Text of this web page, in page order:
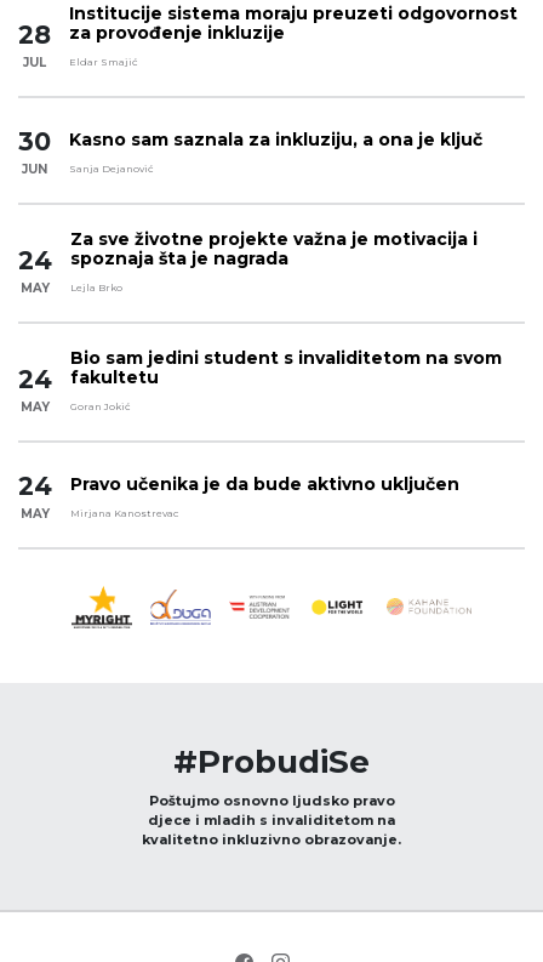
28
JUL
Institucije sistema moraju preuzeti odgovornost
za provođenje inkluzije
Eldar Smajić
30
JUN
Kasno sam saznala za inkluziju, a ona je ključ
Sanja Dejanović
24
MAY
Za sve životne projekte važna je motivacija i
spoznaja šta je nagrada
Lejla Brko
24
MAY
Bio sam jedini student s invaliditetom na svom
fakultetu
Goran Jokić
24
MAY
Pravo učenika je da bude aktivno uključen
Mirjana Kanostrevac
#ProbudiSe
Poštujmo osnovno ljudsko pravo
djece i mladih s invaliditetom na
kvalitetno inkluzivno obrazovanje.